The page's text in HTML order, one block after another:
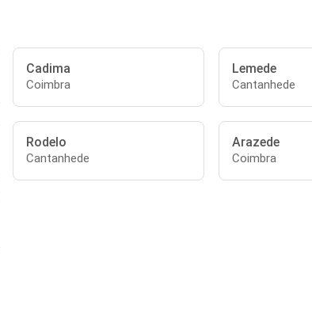
Cadima
Coimbra
Lemede
Cantanhede
Rodelo
Cantanhede
Arazede
Coimbra